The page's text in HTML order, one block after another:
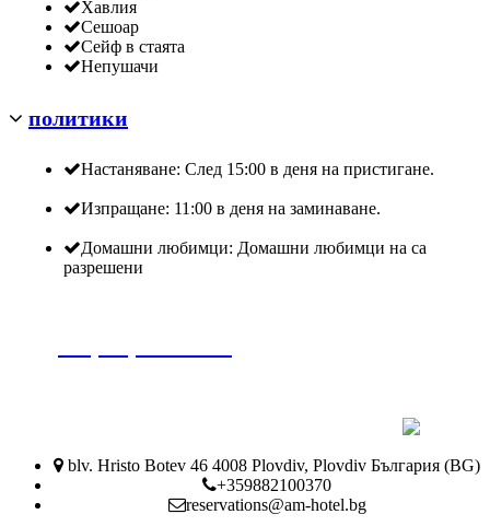
Хавлия
Сешоар
Сейф в стаята
Непушачи
политики
Настаняване: След 15:00 в деня на пристигане.
Изпращане: 11:00 в деня на заминаване.
Домашни любимци: Домашни любимци на са
разрешени
blv. Hristo Botev 46 4008 Plovdiv, Plovdiv България (BG)
+359882100370
reservations@am-hotel.bg
резервирайте сега